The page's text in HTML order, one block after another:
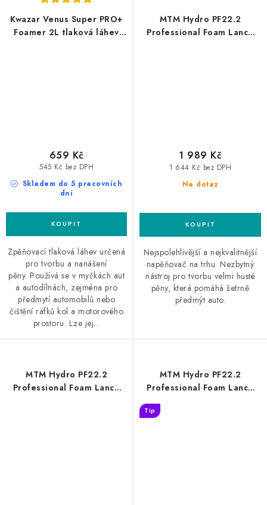
Kwazar Venus Super PRO+
Foamer 2L tlaková láhev
Skladem do 5 pracovních
dní
545 Kč bez DPH
659 Kč
Zpěňovací tlaková láhev určená
pro tvorbu a nanášení
pěny. Používá se v myčkách aut
a autodílnách, zejména pro
předmytí automobilů nebo
čištění ráfků kol a motorového
prostoru. Lze jej...
MTM Hydro PF22.2
Professional Foam Lance
Na dotaz
1 644 Kč bez DPH
1 989 Kč
Nejspolehlivější a nejkvalitnější
napěňovač na trhu. Nezbytný
nástroj pro tvorbu velmi husté
pěny, která pomáhá šetrně
předmýt auto.
MTM Hydro PF22.2
Professional Foam Lance
MTM Hydro PF22.2
Professional Foam Lance
Tip